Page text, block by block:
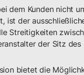
dem Kunden nicht
ist der
Streitigkeiten
der Sitz des
bietet die